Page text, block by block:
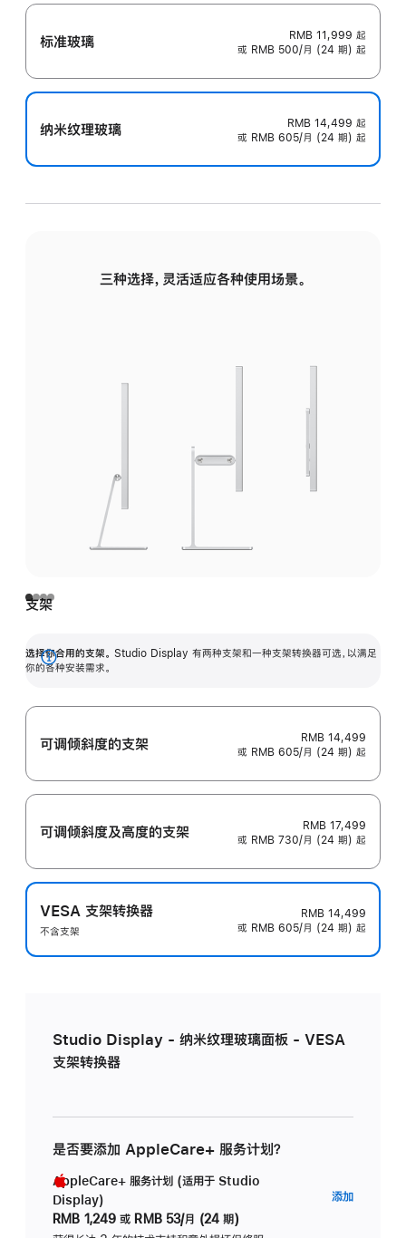
标准玻璃 RMB 11,999 起
或 RMB 500/月 (24 期) 起
纳米纹理玻璃 RMB 14,499 起
或 RMB 605/月 (24 期) 起
三种选择，灵活适应各种使用场景。
支架
选择你合用的支架。 Studio Display 有两种支架和一种支架转换器可选，以满足
你的各种安装需求。
展
可调倾斜度的支架
RMB 14,499
或 RMB 605/月 (24 期) 起
可调倾斜度及高‍度的支‍架
RMB 17,499
或 RMB 730/月 (24 期) 起
VESA 支架转换器
不含支架
RMB 14,499
或 RMB 605/月 (24 期) 起
Studio Display - 纳米纹理玻璃面板 - VESA
支架转换器
是否要添加 AppleCare+ 服务计划？
AppleCare+ 服务计划 (适用于 Studio
Display)
RMB 1,249 或 RMB 53/月 (24 期)
添加